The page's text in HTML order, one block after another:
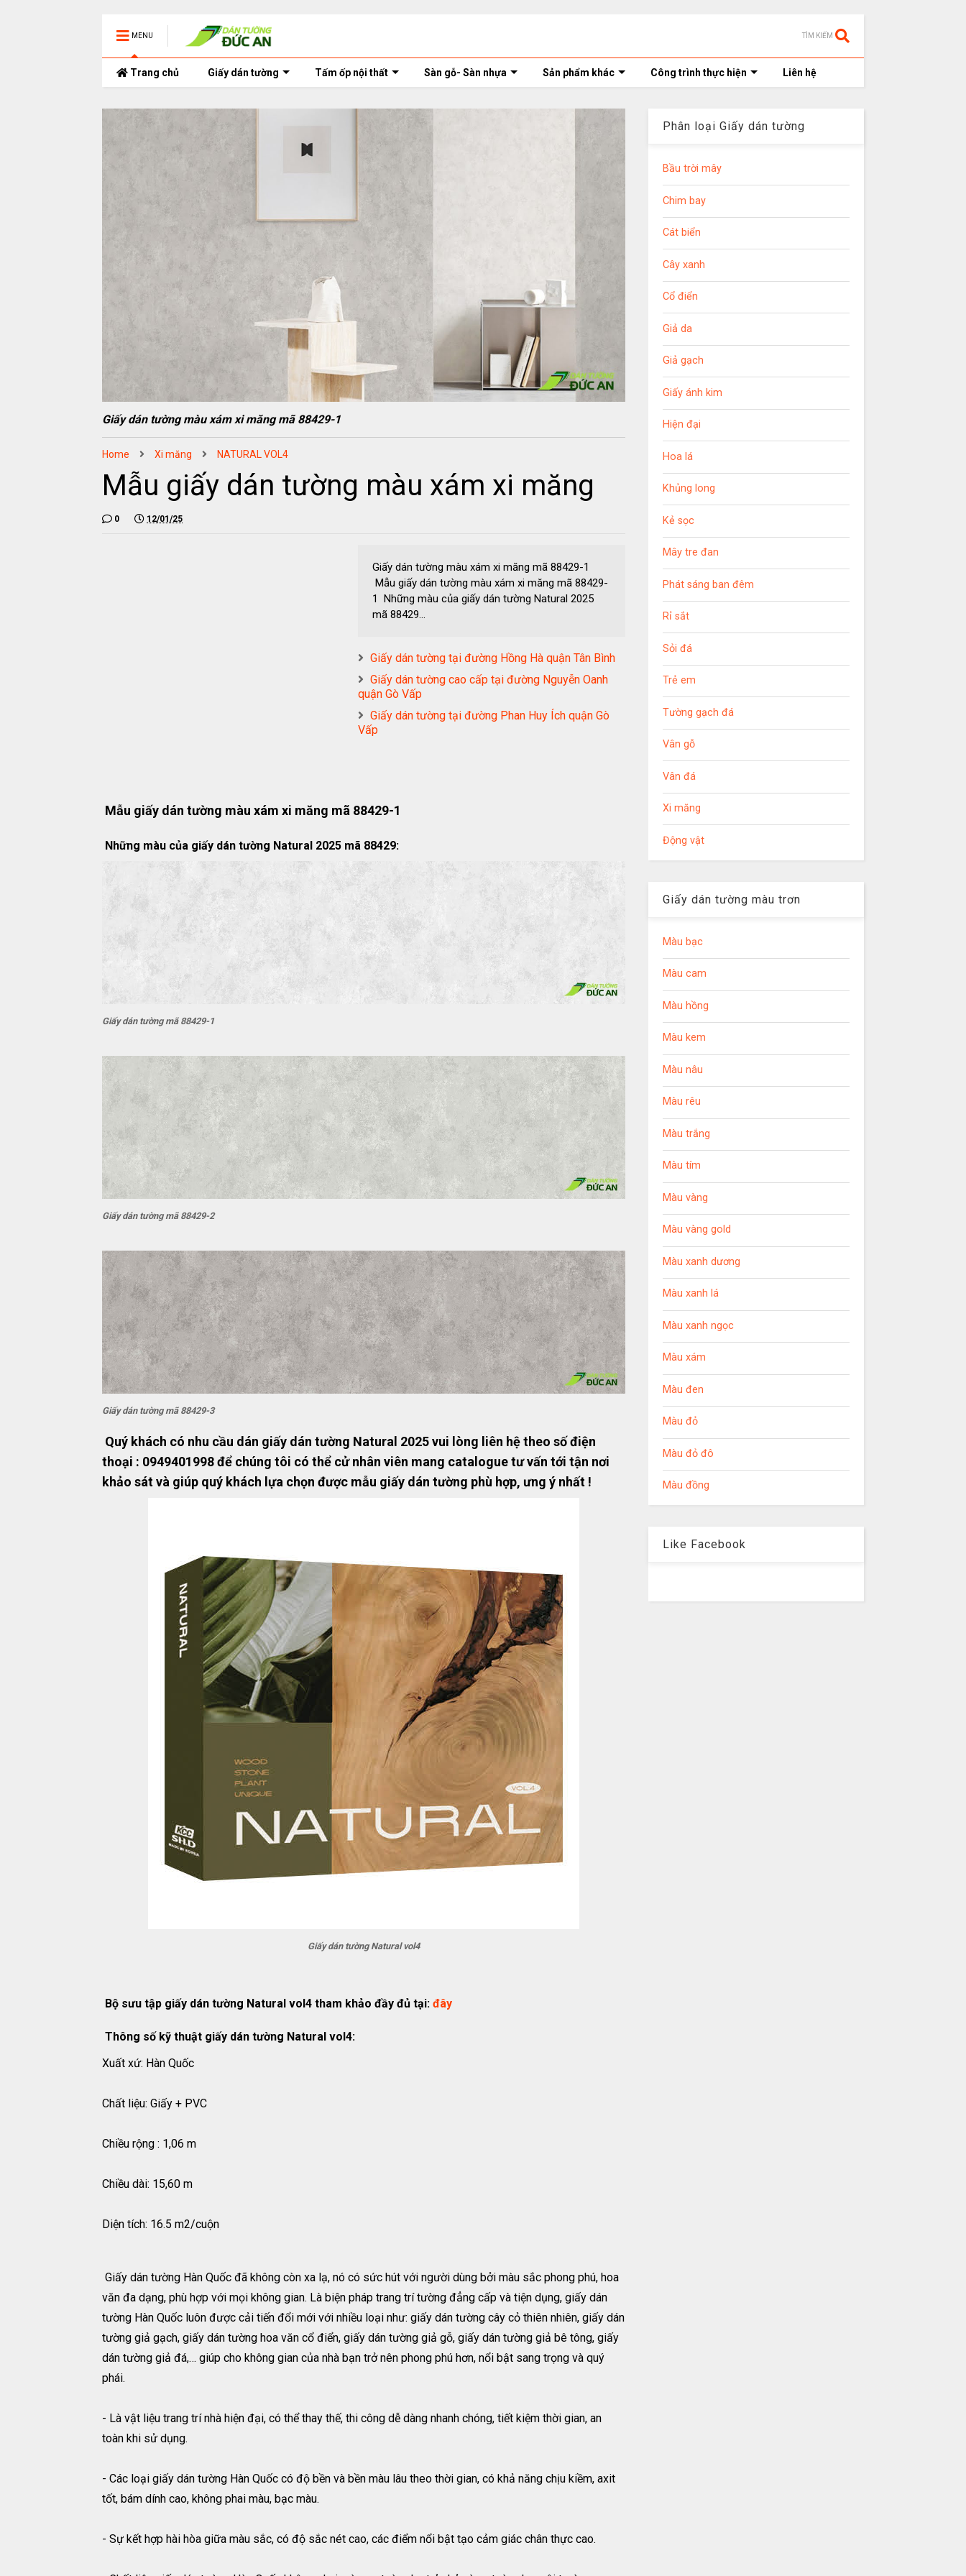
MENU TÌM KIẾM
Trang chủ Giấy dán tường Tấm ốp nội thất Sàn gỗ- Sàn nhựa Sản phẩm khác Công trình thực hiện Liên hệ
Giấy dán tường màu xám xi măng mã 88429-1
Home Xi măng NATURAL VOL4
Mẫu giấy dán tường màu xám xi măng
0 12/01/25
Giấy dán tường màu xám xi măng mã 88429-1
Mẫu giấy dán tường màu xám xi măng mã 88429-
1 Những màu của giấy dán tường Natural 2025
mã 88429...
Giấy dán tường tại đường Hồng Hà quận Tân Bình
Giấy dán tường cao cấp tại đường Nguyễn Oanh
quận Gò Vấp
Giấy dán tường tại đường Phan Huy Ích quận Gò
Vấp
Mẫu giấy dán tường màu xám xi măng mã 88429-1
Những màu của giấy dán tường Natural 2025 mã 88429:
Giấy dán tường mã 88429-1
Giấy dán tường mã 88429-2
Giấy dán tường mã 88429-3
Quý khách có nhu cầu dán giấy dán tường Natural 2025 vui lòng liên hệ theo số điện
thoại : 0949401998 để chúng tôi có thể cử nhân viên mang catalogue tư vấn tới tận nơi
khảo sát và giúp quý khách lựa chọn được mẫu giấy dán tường phù hợp, ưng ý nhất !
Giấy dán tường Natural vol4
Bộ sưu tập giấy dán tường Natural vol4 tham khảo đầy đủ tại: đây
Thông số kỹ thuật giấy dán tường Natural vol4:
Xuất xứ: Hàn Quốc
Chất liệu: Giấy + PVC
Chiều rộng : 1,06 m
Chiều dài: 15,60 m
Diện tích: 16.5 m2/cuộn
Giấy dán tường Hàn Quốc đã không còn xa lạ, nó có sức hút với người dùng bởi màu sắc phong phú, hoa
văn đa dạng, phù hợp với mọi không gian. Là biện pháp trang trí tường đẳng cấp và tiện dụng, giấy dán
tường Hàn Quốc luôn được cải tiến đổi mới với nhiều loại như: giấy dán tường cây cỏ thiên nhiên, giấy dán
tường giả gạch, giấy dán tường hoa văn cổ điển, giấy dán tường giả gỗ, giấy dán tường giả bê tông, giấy
dán tường giả đá,… giúp cho không gian của nhà bạn trở nên phong phú hơn, nổi bật sang trọng và quý
phái.
- Là vật liệu trang trí nhà hiện đại, có thể thay thế, thi công dễ dàng nhanh chóng, tiết kiệm thời gian, an
toàn khi sử dụng.
- Các loại giấy dán tường Hàn Quốc có độ bền và bền màu lâu theo thời gian, có khả năng chịu kiềm, axit
tốt, bám dính cao, không phai màu, bạc màu.
- Sự kết hợp hài hòa giữa màu sắc, có độ sắc nét cao, các điểm nổi bật tạo cảm giác chân thực cao.
Phân loại Giấy dán tường
Bầu trời mây
Chim bay
Cát biển
Cây xanh
Cổ điển
Giả da
Giả gạch
Giấy ánh kim
Hiện đại
Hoa lá
Khủng long
Kẻ sọc
Mây tre đan
Phát sáng ban đêm
Rỉ sắt
Sỏi đá
Trẻ em
Tường gạch đá
Vân gỗ
Vân đá
Xi măng
Động vật
Giấy dán tường màu trơn
Màu bạc
Màu cam
Màu hồng
Màu kem
Màu nâu
Màu rêu
Màu trắng
Màu tím
Màu vàng
Màu vàng gold
Màu xanh dương
Màu xanh lá
Màu xanh ngọc
Màu xám
Màu đen
Màu đỏ
Màu đỏ đô
Màu đồng
Like Facebook